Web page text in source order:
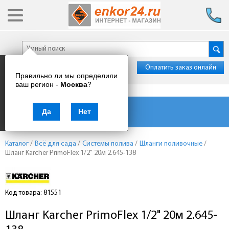
Правильно ли мы определили
ваш регион - Москва?
Да Нет
Оплатить заказ онлайн
Каталог товаров
Каталог / Всё для сада / Системы полива / Шланги поливочные /
Шланг Karcher PrimoFlex 1/2" 20м 2.645-138
Код товара: 81551
Шланг Karcher PrimoFlex 1/2" 20м 2.645-